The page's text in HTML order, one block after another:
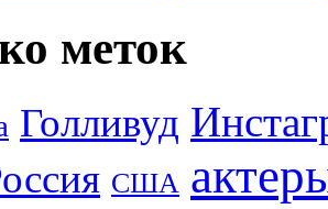
меток
Голливуд
США